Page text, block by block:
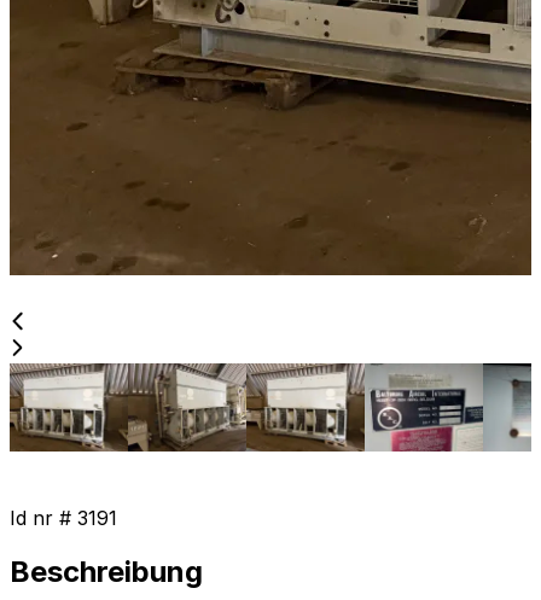
Id nr # 3191
Beschreibung